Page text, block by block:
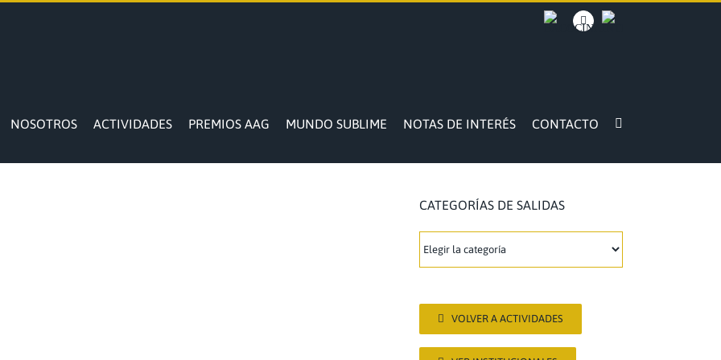
BACOCINA
FacebookINTRANET
NOSOTROS ACTIVIDADES PREMIOS AAG MUNDO SUBLIME NOTAS DE INTERÉS CONTACTO
CATEGORÍAS DE SALIDAS
DE
VOLVER A ACTIVIDADES